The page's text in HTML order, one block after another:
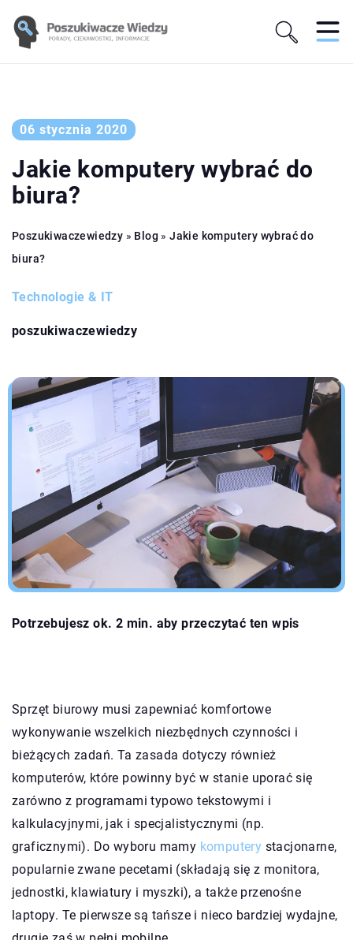
06 stycznia 2020
Jakie komputery wybrać do
biura?
Poszukiwaczewiedzy » Blog »Jakie komputery wybrać do
biura?
Technologie & IT
poszukiwaczewiedzy
Potrzebujesz ok. 2 min. aby przeczytać ten wpis
Sprzęt biurowy musi zapewniać komfortowe
wykonywanie wszelkich niezbędnych czynności i
bieżących zadań. Ta zasada dotyczy również
komputerów, które powinny być w stanie uporać się
zarówno z programami typowo tekstowymi i
kalkulacyjnymi, jak i specjalistycznymi (np.
graficznymi). Do wyboru mamy komputery stacjonarne,
popularnie zwane pecetami (składają się z monitora,
jednostki, klawiatury i myszki), a także przenośne
laptopy. Te pierwsze są tańsze i nieco bardziej wydajne,